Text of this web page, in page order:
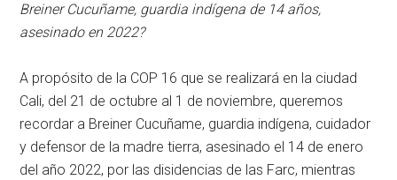
Breiner Cucuñame, guardia indígena de 14 años,
asesinado en 2022?
A propósito de la COP 16 que se realizará en la ciudad
Cali, del 21 de octubre al 1 de noviembre, queremos
recordar a Breiner Cucuñame, guardia indígena, cuidador
y defensor de la madre tierra, asesinado el 14 de enero
del año 2022, por las disidencias de las Farc, mientras